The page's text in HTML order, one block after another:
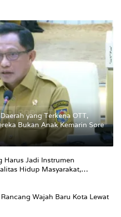
yang Terkena OTT,
Bukan Anak Kemarin Sore
Harus Jadi Instrumen
Hidup Masyarakat,
RT-RW Ditetapkan Pemkot
Wajah Baru Kota Lewat